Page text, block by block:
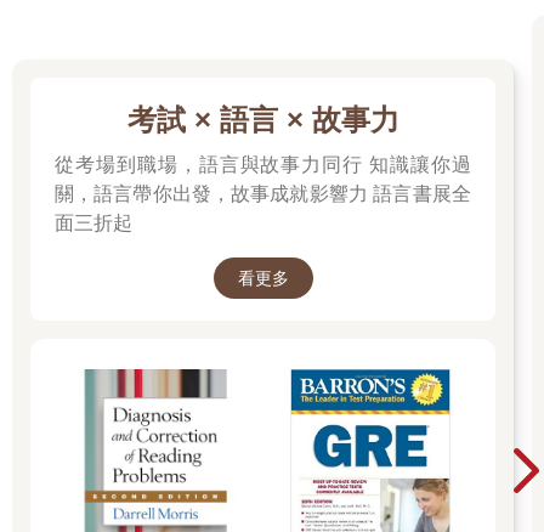
考試 × 語言 × 故事力
從考場到職場，語言與故事力同行 知識讓你過
關，語言帶你出發，故事成就影響力 語言書展全
面三折起
看更多